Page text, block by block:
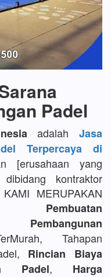
Padel
adalah Jasa
Terpercaya di
[erusahaan yang
kontraktor
MERUPAKAN
Pembuatan
Pembangunan
Tahapan
Rincian Biaya
Padel, Harga